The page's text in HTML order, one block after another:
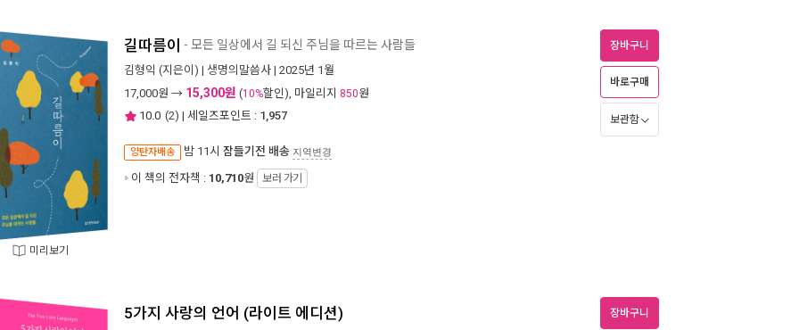
미리보기
길따름이 - 모든 일상에서 길 되신 주님을 따르는 사람들
김형익 (지은이) | 생명의말씀사 | 2025년 1월
17,000원 → 15,300원 (10%할인), 마일리지 850원
10.0 (2) | 세일즈포인트 : 1,957
양탄자배송 밤 11시 잠들기전 배송 지역변경
이 책의 전자책 : 10,710원 보러 가기
장바구니
바로구매
보관함
5가지 사랑의 언어 (라이트 에디션) 장바구니